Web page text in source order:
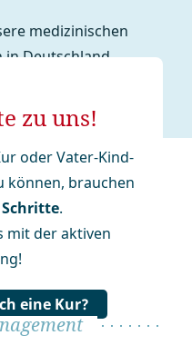
medizinischen
in Deutschland
zu uns!
oder Vater-Kind-
können, brauchen
.
mit der aktiven
eine Kur?